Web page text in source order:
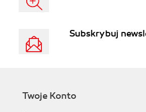
Subskrybuj
Twoje Konto